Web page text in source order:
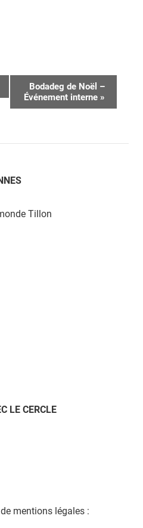
Bodadeg de Noël –
Événement interne »
Tillon
LE CERCLE
mentions légales :